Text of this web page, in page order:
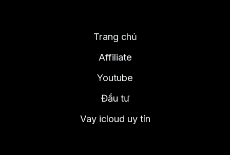
Trang chủ
Affiliate
Youtube
Đầu tư
Vay icloud uy tín